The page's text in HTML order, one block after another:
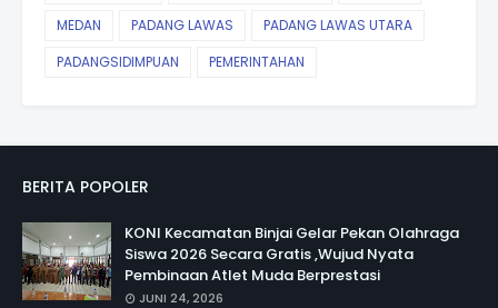
MEDAN
PADANG LAWAS
PADANG LAWAS UTARA
PADANGSIDIMPUAN
PEMERINTAHAN
BERITA POPOLER
KONI Kecamatan Binjai Gelar Pekan Olahraga
Siswa 2026 Secara Gratis ,Wujud Nyata
Pembinaan Atlet Muda Berprestasi
JUNI 24, 2026